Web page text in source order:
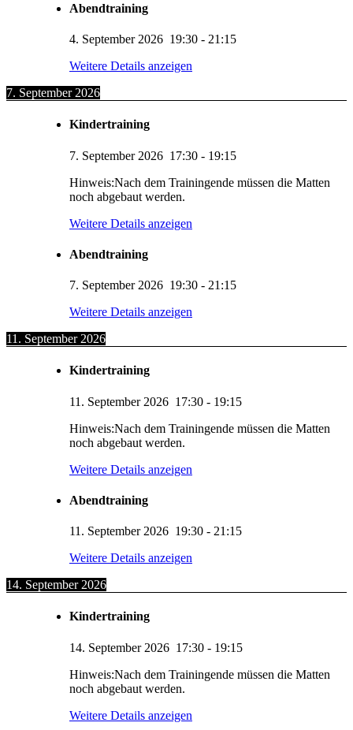
Abendtraining
4. September 2026 19:30 - 21:15
Weitere Details anzeigen
7. September 2026
Kindertraining
7. September 2026 17:30 - 19:15
Hinweis:Nach dem Trainingende müssen die Matten
noch abgebaut werden.
Weitere Details anzeigen
Abendtraining
7. September 2026 19:30 - 21:15
Weitere Details anzeigen
11. September 2026
Kindertraining
11. September 2026 17:30 - 19:15
Hinweis:Nach dem Trainingende müssen die Matten
noch abgebaut werden.
Weitere Details anzeigen
Abendtraining
11. September 2026 19:30 - 21:15
Weitere Details anzeigen
14. September 2026
Kindertraining
14. September 2026 17:30 - 19:15
Hinweis:Nach dem Trainingende müssen die Matten
noch abgebaut werden.
Weitere Details anzeigen